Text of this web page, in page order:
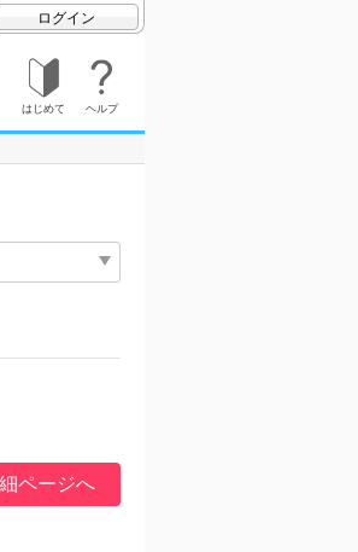
ログイン
はじめて ヘルプ
ページへ